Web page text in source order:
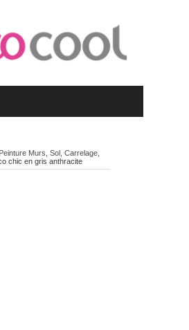
Murs, Sol, Carrelage,
chic en gris anthracite